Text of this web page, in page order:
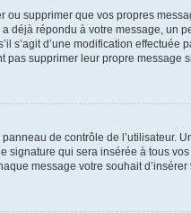
supprimer que vos propres
répondu à votre message, un
s’agit d’une modification
supprimer leur propre message
de contrôle de l’utilisateur.
qui sera insérée à tous
message votre souhait d’insérer